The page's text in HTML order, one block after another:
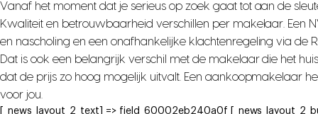
Vanaf het moment dat je serieus op zoek gaat tot aan de
Kwaliteit en betrouwbaarheid verschillen per makelaar. Een
en nascholing en een onafhankelijke klachtenregeling via
Dat is ook een belangrijk verschil met de makelaar die het
dat de prijs zo hoog mogelijk uitvalt. Een aankoopmakelaar
voor jou.
[_news_layout_2_text] => field_60002eb240a0f